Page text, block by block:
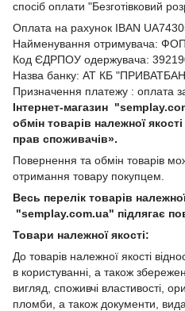
спосіб оплати "Безготівковий
Оплата на рахунок IBAN
Найменування отримувача:
Код ЄДРПОУ одержувача:
Назва банку: АТ КБ
Призначення платежу : оплата
Інтернет-магазин
обмін товарів належної
прав споживачів».
Повернення та обмін товарів
отримання товару покупцем.
Весь перелік товарів
"semplay.com.ua" підлягає
Товари належної якості:
До товарів належної якості
в користуванні, а також
вигляд, споживчі властивості,
пломби, а також документи,